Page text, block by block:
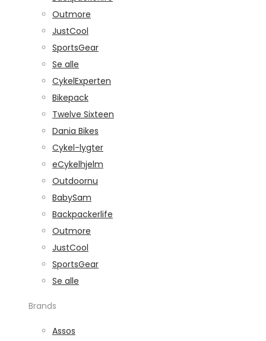
Outmore
JustCool
SportsGear
Se alle
CykelExperten
Bikepack
Twelve Sixteen
Dania Bikes
Cykel-lygter
eCykelhjelm
Outdoornu
BabySam
Backpackerlife
Outmore
JustCool
SportsGear
Se alle
Brands
Assos